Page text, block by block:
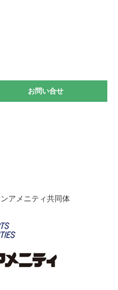
催☆
大会が開催されました
お問い合せ
お問い合せ
アメニティ共同体